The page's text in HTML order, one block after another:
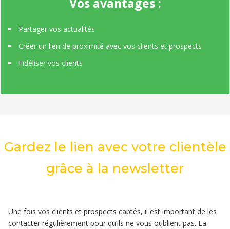
Partager vos actualités
Créer un lien de proximité avec vos clients et prospects
Fidéliser vos clients
Gardez le lien avec votre clientèle
grâce à la newsletter
Une fois vos clients et prospects captés, il est important de les
contacter régulièrement pour qu’ils ne vous oublient pas. La